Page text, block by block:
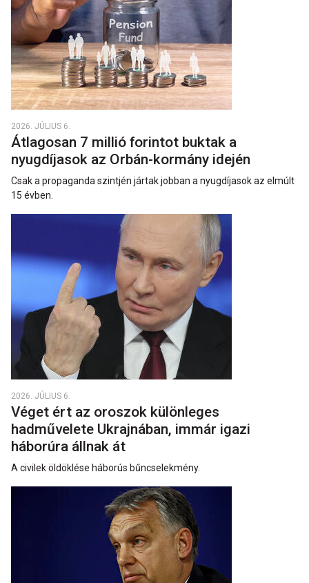
2026. JÚLIUS 6.
Átlagosan 7 millió forintot buktak a
nyugdíjasok az Orbán-kormány idején
Csak a propaganda szintjén jártak jobban a nyugdíjasok az elmúlt
15 évben.
2026. JÚLIUS 6.
Véget ért az oroszok különleges
hadművelete Ukrajnában, immár igazi
háborúra állnak át
A civilek öldöklése háborús bűncselekmény.